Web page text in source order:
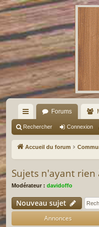
ac
co
ci
s
Forums
Rechercher Connexion
Accueil du forum
Sujets n'ayant
Modérateur : davidoffo
Nouveau sujet
Annonces